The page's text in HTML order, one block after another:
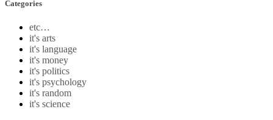
Categories
etc…
it's arts
it's language
it's money
it's politics
it's psychology
it's random
it's science